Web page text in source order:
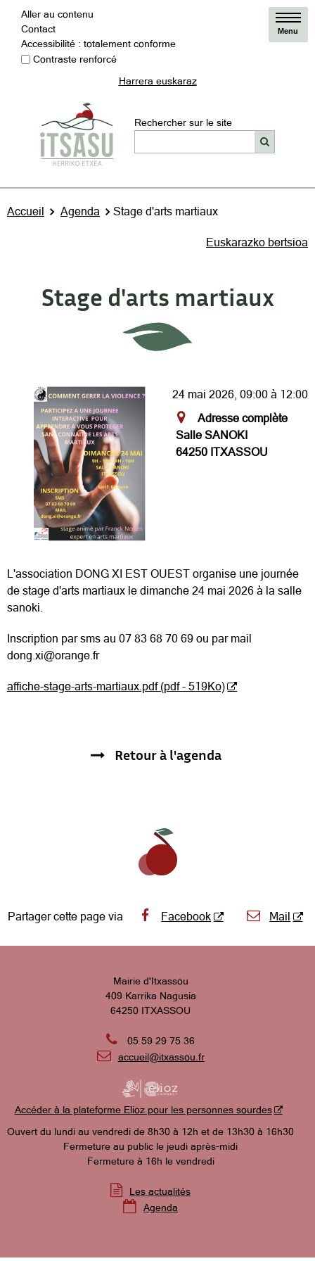
Aller au contenu
Contact
Accessibilité : totalement conforme
Contraste renforcé
Harrera euskaraz
Rechercher sur le site
Menu
Accueil Agenda Stage d'arts martiaux
Euskarazko bertsioa
Stage d'arts martiaux
24 mai 2026, 09:00 à 12:00
Adresse complète
Salle SANOKI
64250 ITXASSOU
L'association DONG XI EST OUEST organise une journée
de stage d'arts martiaux le dimanche 24 mai 2026 à la salle
sanoki.
Inscription par sms au 07 83 68 70 69 ou par mail
dong.xi@orange.fr
affiche-stage-arts-martiaux.pdf (pdf - 519Ko)
Retour à l'agenda
Partager cette page via Facebook Mail
Mairie d'Itxassou
409 Karrika Nagusia
64250 ITXASSOU
 05 59 29 75 36
 accueil@itxassou.fr
Accéder à la plateforme Elioz pour les personnes sourdes
Ouvert du lundi au vendredi de 8h30 à 12h et de 13h30 à 16h30
Fermeture au public le jeudi après-midi
Fermeture à 16h le vendredi
 Les actualités
 Agenda